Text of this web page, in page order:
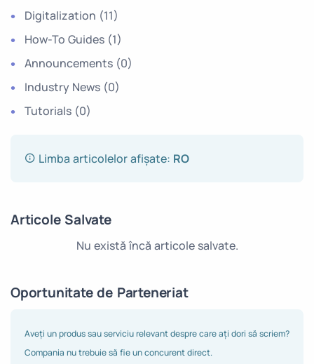
Digitalization (11)
How-To Guides (1)
Announcements (0)
Industry News (0)
Tutorials (0)
Limba articolelor afișate: RO
Articole Salvate
Nu există încă articole salvate.
Oportunitate de Parteneriat
Aveți un produs sau serviciu relevant despre care ați dori să scriem?
Compania nu trebuie să fie un concurent direct.